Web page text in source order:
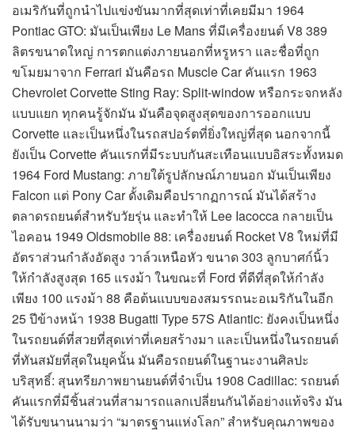
อเมริกันที่ถูกนำไปแข่งขันมากที่สุดเท่าที่เคยมีมา 1964
Pontiac GTO: มันเป็นเพียง Le Mans ที่มีเครื่องยนต์ V8 389
ลิตรขนาดใหญ่ การตกแต่งภายนอกที่หรูหรา และชื่อที่ถูก
ขโมยมาจาก Ferrari มันคือรถ Muscle Car คันแรก 1963
Chevrolet Corvette Sting Ray: Split-window หรือกระจกหลัง
แบบแยก ทุกคนรู้จักมัน มันคือจุดสูงสุดของการออกแบบ
Corvette และเป็นหนึ่งในรถสปอร์ตที่ยิ่งใหญ่ที่สุด นอกจากนี้
ยังเป็น Corvette คันแรกที่มีระบบกันสะเทือนแบบอิสระทั้งหมด
1964 Ford Mustang: ภายใต้รูปลักษณ์ภายนอก มันเป็นเพียง
Falcon แต่ Pony Car ดั้งเดิมคือปรากฏการณ์ มันได้สร้าง
ตลาดรถยนต์สำหรับวัยรุ่น และทำให้ Lee Iacocca กลายเป็น
ไอคอน 1949 Oldsmobile 88: เครื่องยนต์ Rocket V8 ใหม่ที่มี
อัตราส่วนกำลังอัดสูง วาล์วเหนือหัว ขนาด 303 ลูกบาศก์นิ้ว
ให้กำลังสูงสุด 165 แรงม้า ในขณะที่ Ford ที่ดีที่สุดให้กำลัง
เพียง 100 แรงม้า 88 คือต้นแบบของสมรรถนะอเมริกันในอีก
25 ปีข้างหน้า 1938 Bugatti Type 57S Atlantic: ยังคงเป็นหนึ่ง
ในรถยนต์ที่สวยที่สุดเท่าที่เคยสร้างมา และเป็นหนึ่งในรถยนต์
ที่ทันสมัยที่สุดในยุคนั้น มันคือรถยนต์ในฐานะงานศิลปะ
บริสุทธิ์: สุนทรียภาพยานยนต์ที่จำเป็น 1908 Cadillac: รถยนต์
คันแรกที่มีชิ้นส่วนที่สามารถแลกเปลี่ยนกันได้อย่างแท้จริง มัน
ได้รับขนานนามว่า “มาตรฐานแห่งโลก” สำหรับคุณภาพของ